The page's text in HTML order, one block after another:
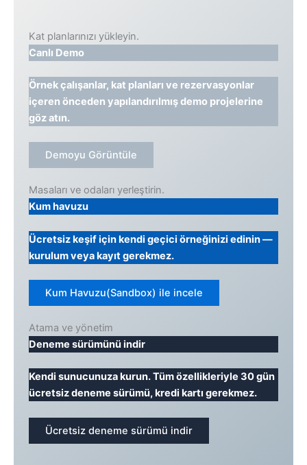
Kat planlarınızı yükleyin.
Canlı Demo
Örnek çalışanlar, kat planları ve rezervasyonlar
içeren önceden yapılandırılmış demo projelerine
göz atın.
Demoyu Görüntüle
Masaları ve odaları yerleştirin.
Kum havuzu
Ücretsiz keşif için kendi geçici örneğinizi edinin —
kurulum veya kayıt gerekmez.
Kum Havuzu(Sandbox) ile incele
Atama ve yönetim
Deneme sürümünü indir
Kendi sunucunuza kurun. Tüm özellikleriyle 30 gün
ücretsiz deneme sürümü, kredi kartı gerekmez.
Ücretsiz deneme sürümü indir